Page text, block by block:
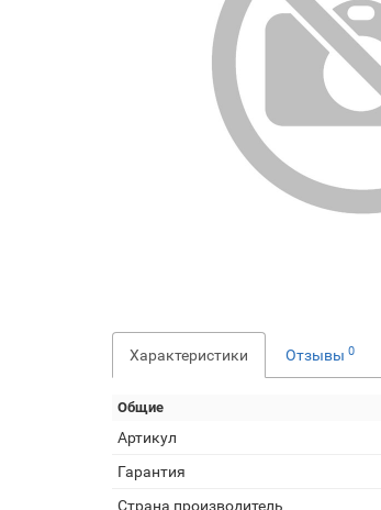
Характеристики Отзывы 0
Общие
Артикул
Гарантия
Страна производитель